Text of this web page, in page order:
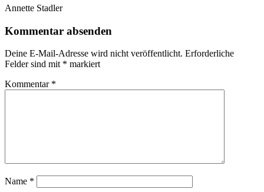
Annette Stadler
Kommentar absenden
Deine E-Mail-Adresse wird nicht veröffentlicht. Erforderliche
Felder sind mit * markiert
Kommentar *
Name *